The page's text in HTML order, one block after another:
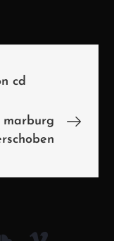
cd
marburg